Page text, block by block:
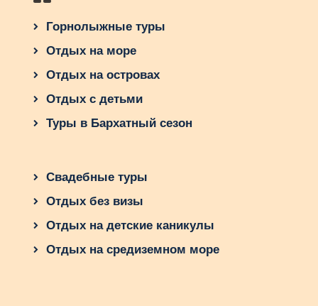
Горнолыжные туры
Отдых на море
Отдых на островах
Отдых с детьми
Туры в Бархатный сезон
Свадебные туры
Отдых без визы
Отдых на детские каникулы
Отдых на средиземном море